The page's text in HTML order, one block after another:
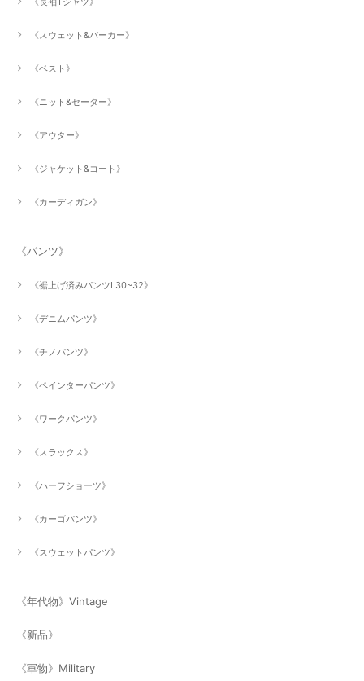
《スウェット&パーカー》
《ベスト》
《ニット&セーター》
《アウター》
《ジャケット&コート》
《カーディガン》
《パンツ》
《裾上げ済みパンツL30~32》
《デニムパンツ》
《チノパンツ》
《ペインターパンツ》
《ワークパンツ》
《スラックス》
《ハーフショーツ》
《カーゴパンツ》
《スウェットパンツ》
《年代物》Vintage
《新品》
《軍物》Military